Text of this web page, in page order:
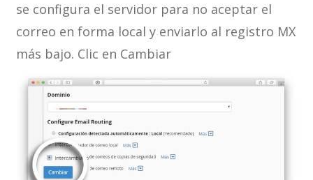
se configura el servidor para no aceptar el
correo en forma local y enviarlo al registro MX
más bajo. Clic en Cambiar